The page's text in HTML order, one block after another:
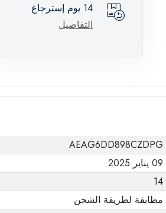
14 يوم إسترجاع
التفاصيل
AEAG6DD898CZDPG
09 يناير 2025
14
مطابقة لطريقة الشحن